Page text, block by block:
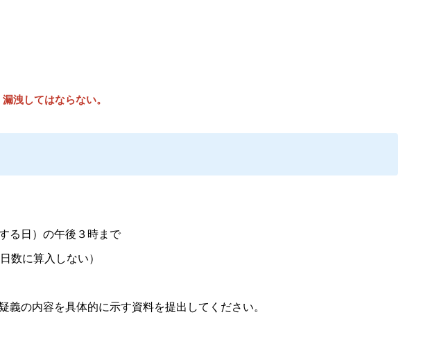
洩してはならない。
る日）の午後３時まで
数に算入しない）
の内容を具体的に示す資料を提出してください。